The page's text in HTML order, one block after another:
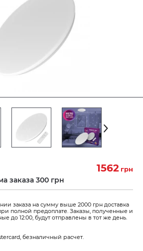
1562 грн
заказа 300 грн
заказа на сумму выше 2000 грн доставка
полной предоплате. Заказы, полученные и
до 12:00, будут отправлены в тот же день.
безналичный расчет.